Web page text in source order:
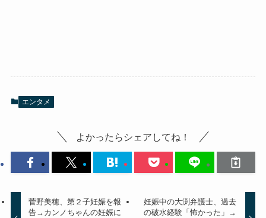
エンタメ
よかったらシェアしてね！
菅野美穂、第２子妊娠を報
告→カンノちゃんの妊娠に
妊娠中の大渕弁護士、過去
の破水経験「怖かった」→